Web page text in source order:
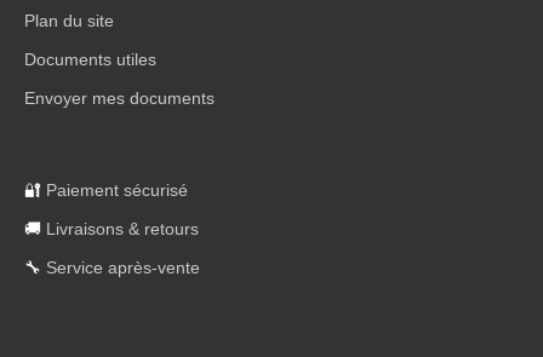
Plan du site
Documents utiles
Envoyer mes documents
🔐 Paiement sécurisé
🚚 Livraisons & retours
🔧 Service après-vente